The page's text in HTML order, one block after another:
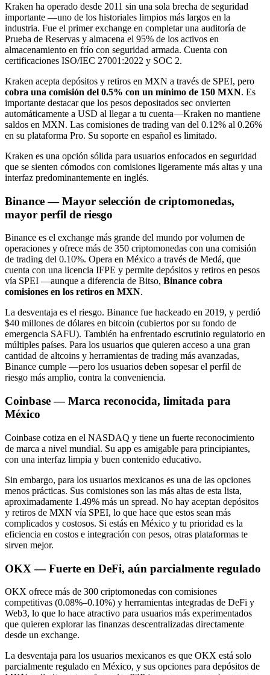
Kraken ha operado desde 2011 sin una sola brecha de seguridad
importante —uno de los historiales limpios más largos en la
industria. Fue el primer exchange en completar una auditoría de
Prueba de Reservas y almacena el 95% de los activos en
almacenamiento en frío con seguridad armada. Cuenta con
certificaciones ISO/IEC 27001:2022 y SOC 2.
Kraken acepta depósitos y retiros en MXN a través de SPEI, pero
cobra una comisión del 0.5% con un mínimo de 150 MXN. Es
importante destacar que los pesos depositados sec onvierten
automáticamente a USD al llegar a tu cuenta—Kraken no mantiene
saldos en MXN. Las comisiones de trading van del 0.12% al 0.26%
en su plataforma Pro. Su soporte en español es limitado.
Kraken es una opción sólida para usuarios enfocados en seguridad
que se sienten cómodos con comisiones ligeramente más altas y una
interfaz predominantemente en inglés.
Binance — Mayor selección de criptomonedas,
mayor perfil de riesgo
Binance es el exchange más grande del mundo por volumen de
operaciones y ofrece más de 350 criptomonedas con una comisión
de trading del 0.10%. Opera en México a través de Medá, que
cuenta con una licencia IFPE y permite depósitos y retiros en pesos
vía SPEI —aunque a diferencia de Bitso, Binance cobra
comisiones en los retiros en MXN.
La desventaja es el riesgo. Binance fue hackeado en 2019, y perdió
$40 millones de dólares en bitcoin (cubiertos por su fondo de
emergencia SAFU). También ha enfrentado escrutinio regulatorio en
múltiples países. Para los usuarios que quieren acceso a una gran
cantidad de altcoins y herramientas de trading más avanzadas,
Binance cumple —pero los usuarios deben sopesar el perfil de
riesgo más amplio, contra la conveniencia.
Coinbase — Marca reconocida, limitada para
México
Coinbase cotiza en el NASDAQ y tiene un fuerte reconocimiento
de marca a nivel mundial. Su app es amigable para principiantes,
con una interfaz limpia y buen contenido educativo.
Sin embargo, para los usuarios mexicanos es una de las opciones
menos prácticas. Sus comisiones son las más altas de esta lista,
aproximadamente 1.49% más un spread. No hay aceptan depósitos
y retiros de MXN vía SPEI, lo que hace que estos sean más
complicados y costosos. Si estás en México y tu prioridad es la
eficiencia en costos e integración con pesos, otras plataformas te
sirven mejor.
OKX — Fuerte en DeFi, aún parcialmente regulado
OKX ofrece más de 300 criptomonedas con comisiones
competitivas (0.08%–0.10%) y herramientas integradas de DeFi y
Web3, lo que lo hace atractivo para usuarios más experimentados
que quieren explorar las finanzas descentralizadas directamente
desde un exchange.
La desventaja para los usuarios mexicanos es que OKX está solo
parcialmente regulado en México, y sus opciones para depósitos de